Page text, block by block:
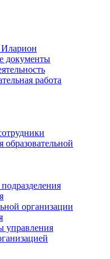
документы
работа
организации
управления